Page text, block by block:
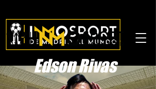
Edson Rivas